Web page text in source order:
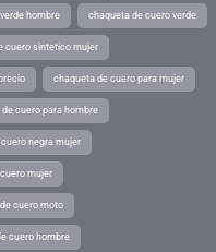
hombre chaqueta de cuero verde
cuero sintetico mujer
chaqueta de cuero para mujer
cuero para hombre
negra mujer
mujer
cuero moto
cuero hombre